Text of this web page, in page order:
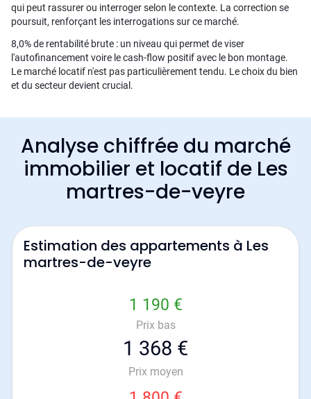
qui peut rassurer ou interroger selon le contexte. La correction se
poursuit, renforçant les interrogations sur ce marché.
8,0% de rentabilité brute : un niveau qui permet de viser
l'autofinancement voire le cash-flow positif avec le bon montage.
Le marché locatif n'est pas particulièrement tendu. Le choix du bien
et du secteur devient crucial.
Analyse chiffrée du marché
immobilier et locatif de Les
martres-de-veyre
Estimation des appartements à Les
martres-de-veyre
1 190 €
Prix bas
1 368 €
Prix moyen